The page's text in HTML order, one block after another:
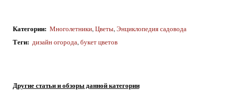
Категории: Многолетники,Цветы,Энциклопедия садовода
Теги: дизайн огорода,букет цветов
Другие статьи и обзоры данной категории